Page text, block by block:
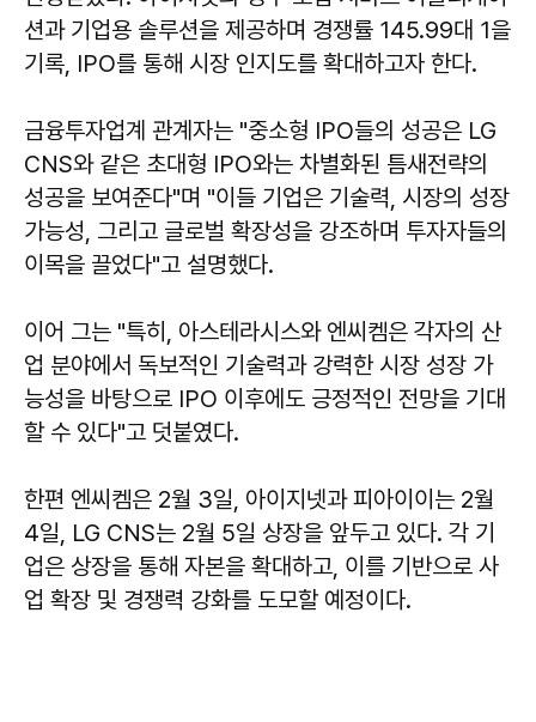
션과 기업용 솔루션을 제공하며 경쟁률 145.99대 1을
기록, IPO를 통해 시장 인지도를 확대하고자 한다.
금융투자업계 관계자는 "중소형 IPO들의 성공은 LG
CNS와 같은 초대형 IPO와는 차별화된 틈새전략의
성공을 보여준다"며 "이들 기업은 기술력, 시장의 성장
가능성, 그리고 글로벌 확장성을 강조하며 투자자들의
이목을 끌었다"고 설명했다.
이어 그는 "특히, 아스테라시스와 엔씨켐은 각자의 산
업 분야에서 독보적인 기술력과 강력한 시장 성장 가
능성을 바탕으로 IPO 이후에도 긍정적인 전망을 기대
할 수 있다"고 덧붙였다.
한편 엔씨켐은 2월 3일, 아이지넷과 피아이이는 2월
4일, LG CNS는 2월 5일 상장을 앞두고 있다. 각 기
업은 상장을 통해 자본을 확대하고, 이를 기반으로 사
업 확장 및 경쟁력 강화를 도모할 예정이다.